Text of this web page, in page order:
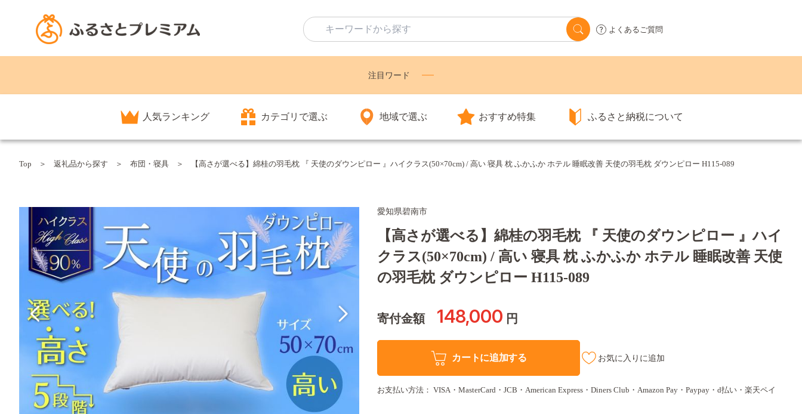
よくあるご質問
注目ワード
人気ランキング カテゴリで選ぶ 地域で選ぶ おすすめ特集 ふるさと納税について
Top 返礼品から探す 布団・寝具 【高さが選べる】綿桂の羽毛枕 『 天使のダウンピロー 』ハイクラス(50×70cm) / 高い 寝具 枕 ふかふか ホテル 睡眠改善 天使の羽毛枕 ダウンピロー H115-089
愛知県碧南市
【高さが選べる】綿桂の羽毛枕 『 天使のダウンピロー 』ハイ
クラス(50×70cm) / 高い 寝具 枕 ふかふか ホテル 睡眠改善 天使
の羽毛枕 ダウンピロー H115-089
寄付金額 148,000 円
カートに追加する お気に入りに追加
お支払い方法： VISA・MasterCard・JCB・American Express・Diners Club・Amazon Pay・Paypay・d払い・楽天ペイ